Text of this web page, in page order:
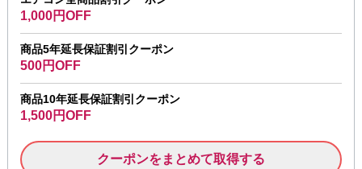
1,000円OFF
商品5年延長保証割引クーポン
500円OFF
商品10年延長保証割引クーポン
1,500円OFF
クーポンをまとめて取得する